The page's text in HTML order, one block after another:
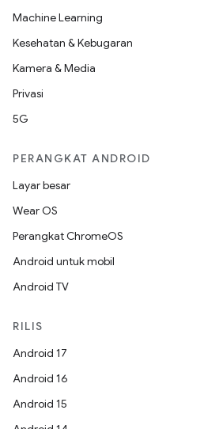
Machine Learning
Kesehatan & Kebugaran
Kamera & Media
Privasi
5G
PERANGKAT ANDROID
Layar besar
Wear OS
Perangkat ChromeOS
Android untuk mobil
Android TV
RILIS
Android 17
Android 16
Android 15